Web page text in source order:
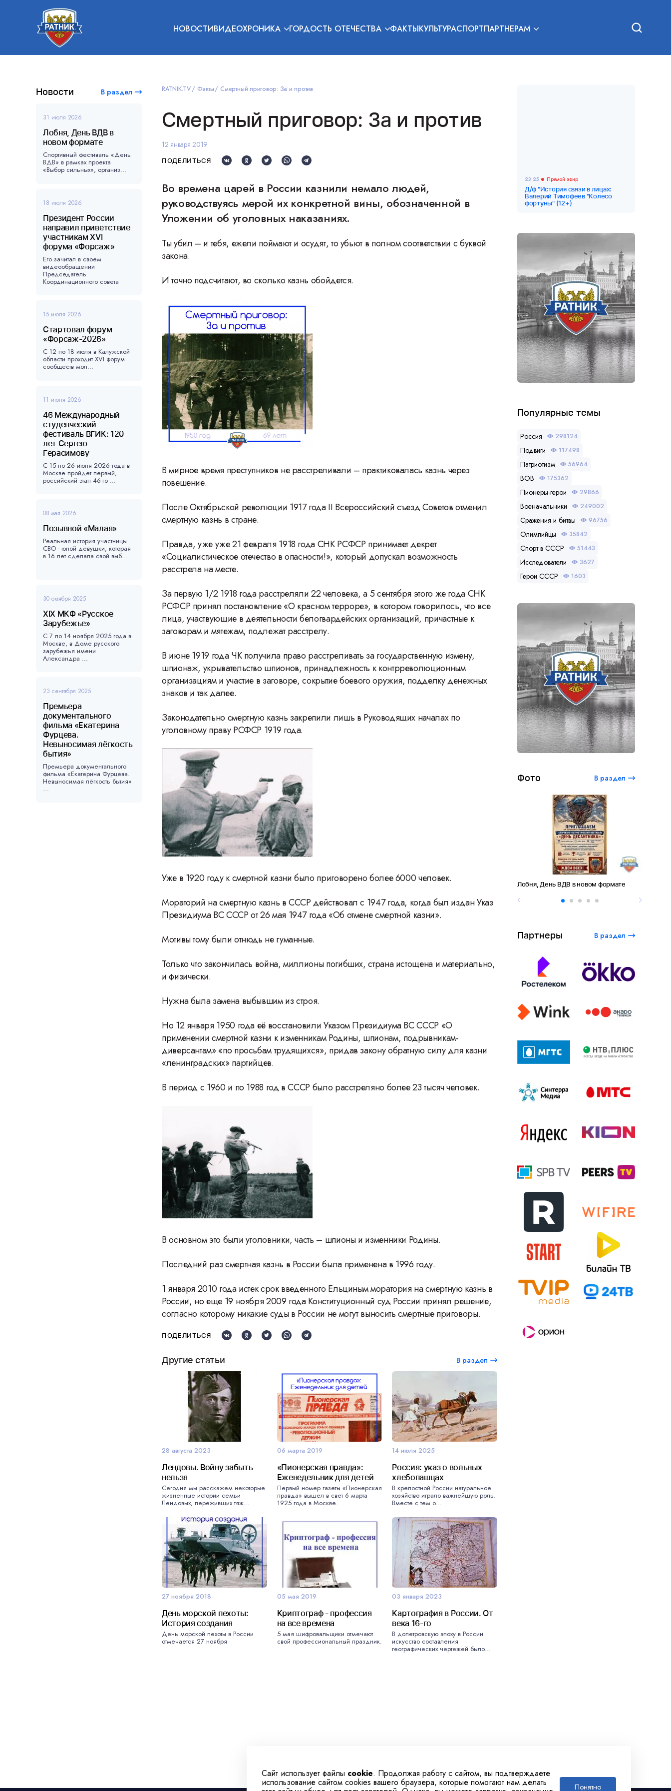
НОВОСТИВИДЕОХРОНИКА ГОРДОСТЬ ОТЕЧЕСТВА ФАКТЫКУЛЬТУРАСПОРТПАРТНЕРАМ
Сайт использует файлы cookie. Продолжая работу с сайтом, вы подтверждаете
использование сайтом cookies вашего браузера, которые помогают нам делать Понятно
Новости В раздел
31 июля 2026
Лобня, День ВДВ в
новом формате
Спортивный фестиваль «День
ВДВ» в рамках проекта
«Выбор сильных», организ...
18 июля 2026
Президент России
направил приветствие
участникам XVI
форума «Форсаж»
Его зачитал в своем
видеообращении
Председатель
Координационного совета
15 июля 2026
Стартовал форум
«Форсаж-2026»
С 12 по 18 июля в Калужской
области проходит XVI форум
сообществ мол...
11 июня 2026
46 Международный
студенческий
фестиваль ВГИК: 120
лет Сергею
Герасимову
С 15 по 26 июня 2026 года в
Москве пройдет первый,
российский этап 46-го ...
08 мая 2026
Позывной «Малая»
Реальная история участницы
СВО - юной девушки, которая
в 16 лет сделала свой выб...
30 октября 2025
XIX МКФ «Русское
Зарубежье»
С 7 по 14 ноября 2025 года в
Москве, в Доме русского
зарубежья имени
Александра ...
23 сентября 2025
Премьера
документального
фильма «Екатерина
Фурцева.
Невыносимая лёгкость
бытия»
Премьера документального
фильма «Екатерина Фурцева.
Невыносимая лёгкость бытия»
...
RATNIK.TV Факты Смертный приговор: За и против
Смертный приговор: За и против
12 января 2019
ПОДЕЛИТЬСЯ
Во времена царей в России казнили немало людей,
руководствуясь мерой их конкретной вины, обозначенной в
Уложении об уголовных наказаниях.
Ты убил – и тебя, ежели поймают и осудят, то убьют в полном соответствии с буквой
закона.
И точно подсчитают, во сколько казнь обойдется.
В мирное время преступников не расстреливали – практиковалась казнь через
повешение.
После Октябрьской революции 1917 года II Всероссийский съезд Советов отменил
смертную казнь в стране.
Правда, уже уже 21 февраля 1918 года СНК РСФСР принимает декрет
«Социалистическое отечество в опасности!», который допускал возможность
расстрела на месте.
За первую 1/2 1918 года расстреляли 22 человека, а 5 сентября этого же года СНК
РСФСР принял постановление «О красном терроре», в котором говорилось, что все
лица, участвующие в деятельности белогвардейских организаций, причастные к
заговорам и мятежам, подлежат расстрелу.
В июне 1919 года ЧК получила право расстреливать за государственную измену,
шпионаж, укрывательство шпионов, принадлежность к контрреволюционным
организациям и участие в заговоре, сокрытие боевого оружия, подделку денежных
знаков и так далее.
Законодательно смертную казнь закрепили лишь в Руководящих началах по
уголовному праву РСФСР 1919 года.
Уже в 1920 году к смертной казни было приговорено более 6000 человек.
Мораторий на смертную казнь в СССР действовал с 1947 года, когда был издан Указ
Президиума ВС СССР от 26 мая 1947 года «Об отмене смертной казни».
Мотивы тому были отнюдь не гуманные.
Только что закончилась война, миллионы погибших, страна истощена и материально,
и физически.
Нужна была замена выбывшим из строя.
Но 12 января 1950 года её восстановили Указом Президиума ВС СССР «О
применении смертной казни к изменникам Родины, шпионам, подрывникам-
диверсантам» «по просьбам трудящихся», придав закону обратную силу для казни
«ленинградских» партийцев.
В период с 1960 и по 1988 год в СССР было расстреляно более 23 тысяч человек.
В основном это были уголовники, часть – шпионы и изменники Родины.
Последний раз смертная казнь в России была применена в 1996 году.
1 января 2010 года истек срок введенного Ельциным моратория на смертную казнь в
России, но еще 19 ноября 2009 года Конституционный суд России принял решение,
согласно которому никакие суды в России не могут выносить смертные приговоры.
ПОДЕЛИТЬСЯ
Другие статьи В раздел
28 августа 2023
Лендовы. Войну забыть
нельзя
Сегодня мы расскажем некоторые
жизненные истории семьи
Лендовых, переживших тяж...
06 марта 2019
«Пионерская правда»:
Еженедельник для детей
Первый номер газеты «Пионерская
правда» вышел в свет 6 марта
1925 года в Москве.
14 июля 2025
Россия: указ о вольных
хлебопашцах
В крепостной России натуральное
хозяйство играло важнейшую роль.
Вместе с тем о...
27 ноября 2018
День морской пехоты:
История создания
День морской пехоты в России
отмечается 27 ноября
05 мая 2019
Криптограф - профессия
на все времена
5 мая шифровальщики отмечают
свой профессиональный праздник.
03 января 2023
Картография в России. От
века 16-го
В допетровскую эпоху в России
искусство составления
географических чертежей было...
23:25 Прямой эфир
Д/ф "История связи в лицах:
Валерий Тимофеев "Колесо
фортуны" (12+)
Популярные темы
Россия 298124
Подвиги 117498
Патриотизм 56964
ВОВ 175362
Пионеры-герои 29866
Военачальники 249002
Сражения и битвы 96756
Олимпийцы 35842
Спорт в СССР 51443
Исследователи 3627
Герои СССР 1603
Фото В раздел
46 Международный студенческий
Герасимову
Лобня, День ВДВ в новом формате Амет-Хан Султан: небо как
Партнеры В раздел